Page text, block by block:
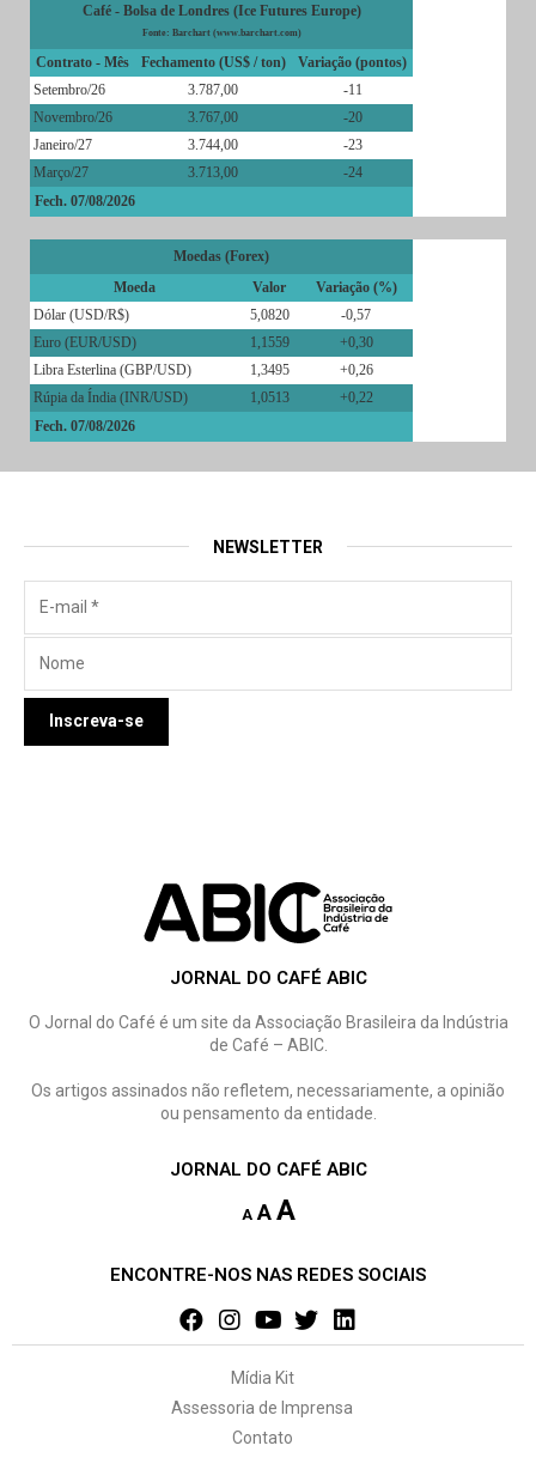
Café - Bolsa de Londres (Ice Futures Europe)
Fonte: Barchart (www.barchart.com)
Contrato - Mês Fechamento (US$ / ton)
Variação (pontos)
Setembro/26
3.787,00
-11
Novembro/26
3.767,00
-20
Janeiro/27
3.744,00
-23
Março/27
3.713,00
-24
Fech. 07/08/2026
Moedas (Forex)
Moeda
Valor
Variação (%)
Dólar (USD/R$)
5,0820
-0,57
Euro (EUR/USD)
1,1559
+0,30
Libra Esterlina (GBP/USD)
1,3495
+0,26
Rúpia da Índia (INR/USD)
1,0513
+0,22
Fech. 07/08/2026
NEWSLETTER
JORNAL DO CAFÉ ABIC
O Jornal do Café é um site da Associação Brasileira da Indústria
de Café – ABIC.
Os artigos assinados não refletem, necessariamente, a opinião
ou pensamento da entidade.
JORNAL DO CAFÉ ABIC
A A A
ENCONTRE-NOS NAS REDES SOCIAIS
Mídia Kit
Assessoria de Imprensa
Contato